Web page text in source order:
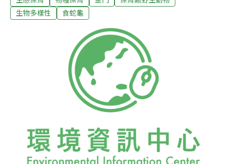
局，於今年8月24日凌晨在雲林縣北港鎮台19線，查獲被
生烏龜經金門走私至大陸地區販售牟取高利，當場查扣第
二級保育類野生動物黃喉擬水龜（俗名柴棺龜）1180隻、
黃緣盒龜（俗名食蛇龜）1441隻，共計2621隻，不法獲利
估計達新台幣500萬元。根據農政單位確認這2種烏龜均屬
第二級保育類野生動物，且已列入瀕臨絕種野生動植物國
際貿易公約物種，為國內歷年查獲最大宗保育類野生烏龜
走私案，將被告2人提起公訴。
生物多樣性
食蛇龜